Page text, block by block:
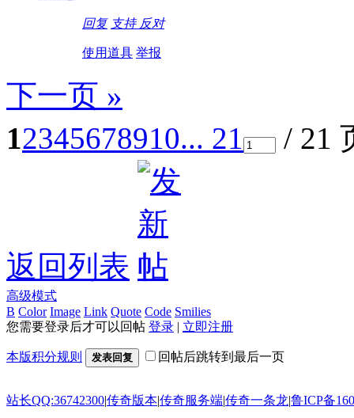
回复 支持 反对
使用道具 举报
下一页 »
12345678910... 21 / 21
返回列表
高级模式
B Color Image Link Quote Code Smilies
您需要登录后才可以回帖 登录 | 立即注册
本版积分规则 发表回复 回帖后跳转到最后一页
站长QQ:36742300|传奇版本|传奇服务端|传奇一条龙|鲁ICP备